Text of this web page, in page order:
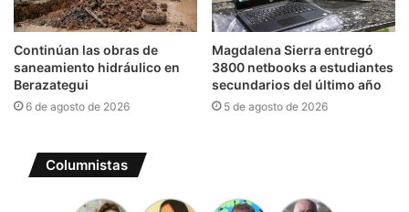
Continúan las obras de
saneamiento hidráulico en
Berazategui
6 de agosto de 2026
Magdalena Sierra entregó
3800 netbooks a estudiantes
secundarios del último año
5 de agosto de 2026
Columnistas